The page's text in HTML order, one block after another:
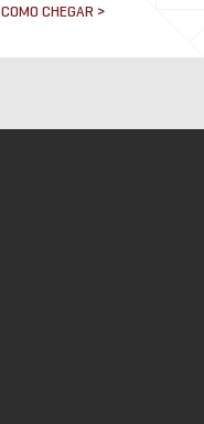
COMO CHEGAR >